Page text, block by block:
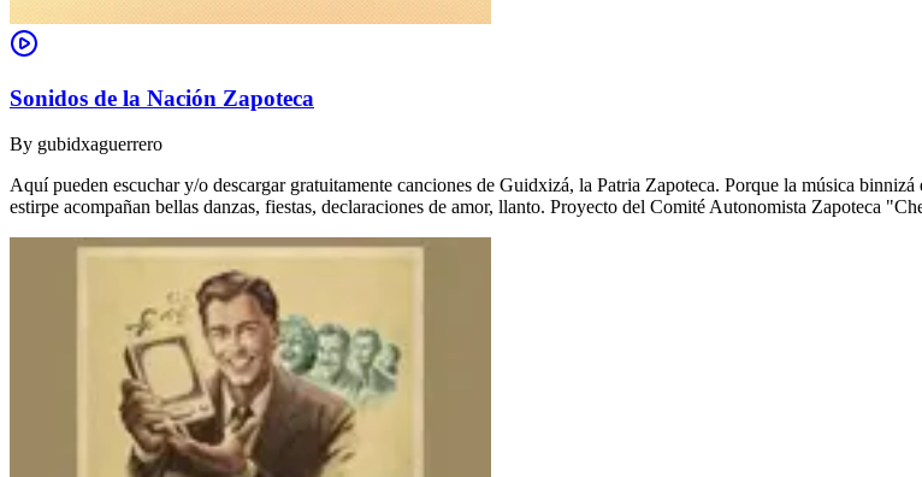
Sonidos de la Nación Zapoteca
By gubidxaguerrero
Aquí pueden escuchar y/o descargar gratuitamente canciones de Guidxizá, la Patria Zapoteca. Porque la música
estirpe acompañan bellas danzas, fiestas, declaraciones de amor, llanto. Proyecto del Comité Autonomista Zapoteca